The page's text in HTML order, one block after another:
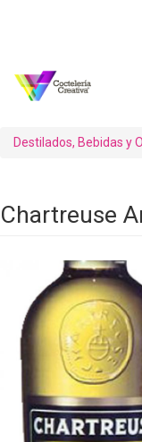
Destilados, Bebidas y
Chartreuse